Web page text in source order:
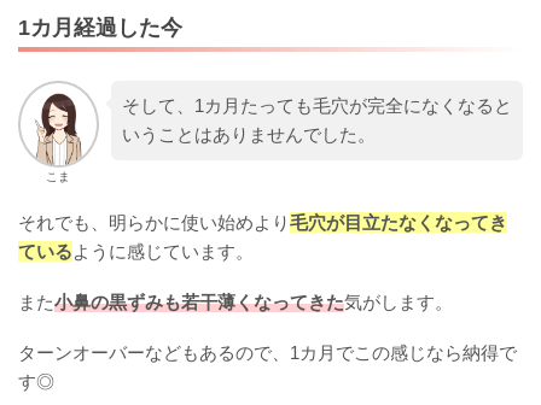
1カ月経過した今
こま
そして、1カ月たっても毛穴が完全になくなると
いうことはありませんでした。
それでも、明らかに使い始めより毛穴が目立たなくなってき
ているように感じています。
また小鼻の黒ずみも若干薄くなってきた気がします。
ターンオーバーなどもあるので、1カ月でこの感じなら納得で
す◎